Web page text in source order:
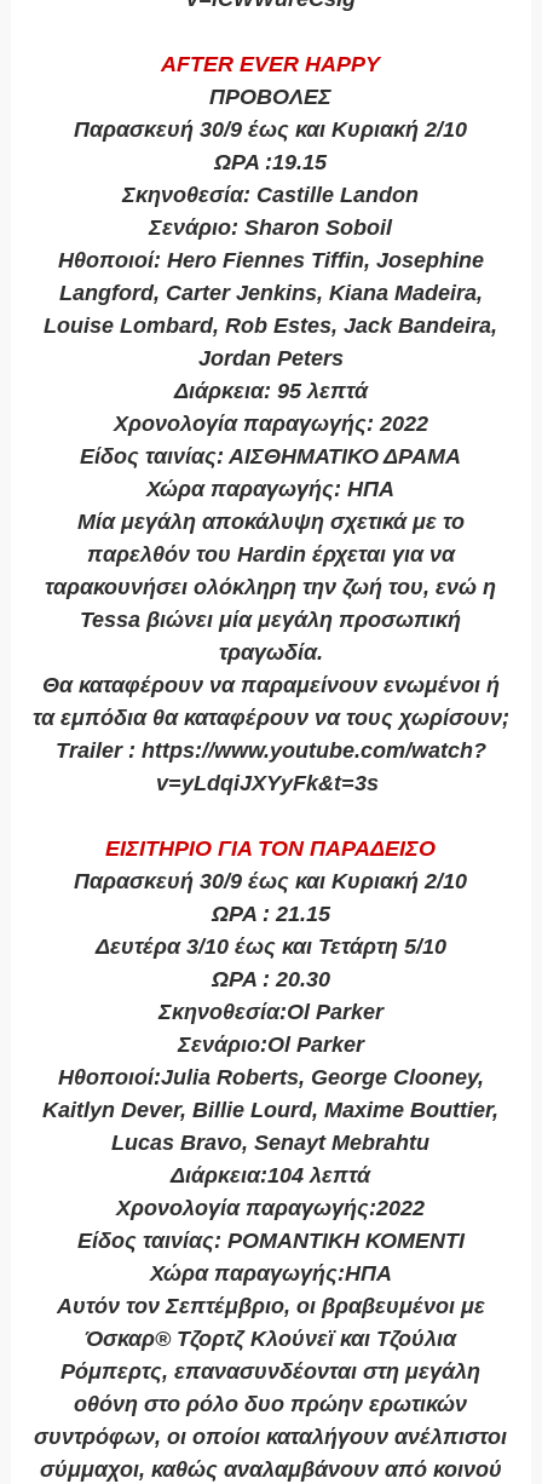
ΑFTER EVER HAPPY
ΠΡΟΒΟΛΕΣ
Παρασκευή 30/9 έως και Κυριακή 2/10
ΩΡΑ :19.15
Σκηνοθεσία: Castille Landon
Σενάριο: Sharon Soboil
Ηθοποιοί: Hero Fiennes Tiffin, Josephine
Langford, Carter Jenkins, Kiana Madeira,
Louise Lombard, Rob Estes, Jack Bandeira,
Jordan Peters
Διάρκεια: 95 λεπτά
Χρονολογία παραγωγής: 2022
Είδος ταινίας: ΑΙΣΘΗΜΑΤΙΚΟ ΔΡΑΜΑ
Χώρα παραγωγής: ΗΠΑ
Μία μεγάλη αποκάλυψη σχετικά με το
παρελθόν του Hardin έρχεται για να
ταρακουνήσει ολόκληρη την ζωή του, ενώ η
Tessa βιώνει μία μεγάλη προσωπική
τραγωδία.
Θα καταφέρουν να παραμείνουν ενωμένοι ή
τα εμπόδια θα καταφέρουν να τους χωρίσουν;
Trailer : https://www.youtube.com/watch?
v=yLdqiJXYyFk&t=3s
EIΣΙΤΗΡΙΟ ΓΙΑ ΤΟΝ ΠΑΡΑΔΕΙΣΟ
Παρασκευή 30/9 έως και Κυριακή 2/10
ΩΡΑ : 21.15
Δευτέρα 3/10 έως και Τετάρτη 5/10
ΩΡΑ : 20.30
Σκηνοθεσία:Ol Parker
Σενάριο:Ol Parker
Ηθοποιοί:Julia Roberts, George Clooney,
Kaitlyn Dever, Billie Lourd, Maxime Bouttier,
Lucas Bravo, Senayt Mebrahtu
Διάρκεια:104 λεπτά
Χρονολογία παραγωγής:2022
Είδος ταινίας: ΡΟΜΑΝΤΙΚΗ ΚΟΜΕΝΤΙ
Χώρα παραγωγής:ΗΠΑ
Αυτόν τον Σεπτέμβριο, οι βραβευμένοι με
Όσκαρ® Τζορτζ Κλούνεϊ και Τζούλια
Ρόμπερτς, επανασυνδέονται στη μεγάλη
οθόνη στο ρόλο δυο πρώην ερωτικών
συντρόφων, οι οποίοι καταλήγουν ανέλπιστοι
σύμμαχοι, καθώς αναλαμβάνουν από κοινού